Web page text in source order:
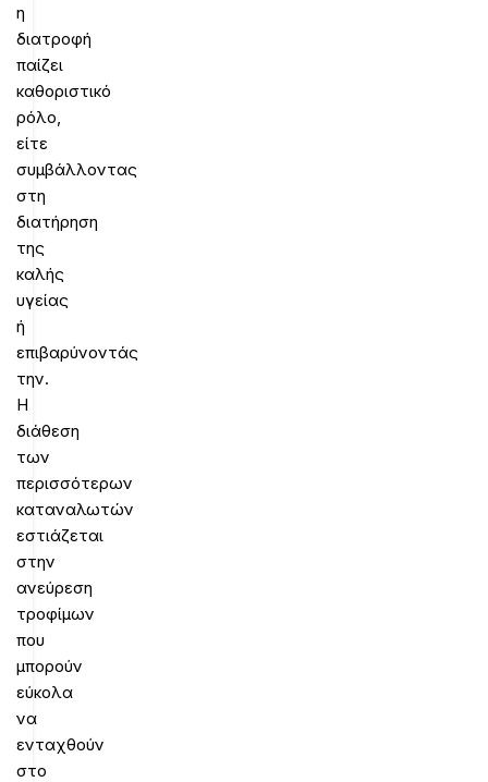
η
διατροφή
παίζει
καθοριστικό
ρόλο,
είτε
συμβάλλοντας
στη
διατήρηση
της
καλής
υγείας
ή
επιβαρύνοντάς
την.
Η
διάθεση
των
περισσότερων
καταναλωτών
εστιάζεται
στην
ανεύρεση
τροφίμων
που
μπορούν
εύκολα
να
ενταχθούν
στο